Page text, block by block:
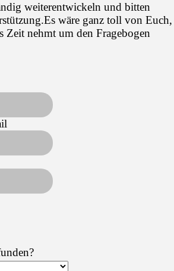
weiterentwickeln und bitten
wäre ganz toll von Euch,
Zeit nehmt um den Fragebogen